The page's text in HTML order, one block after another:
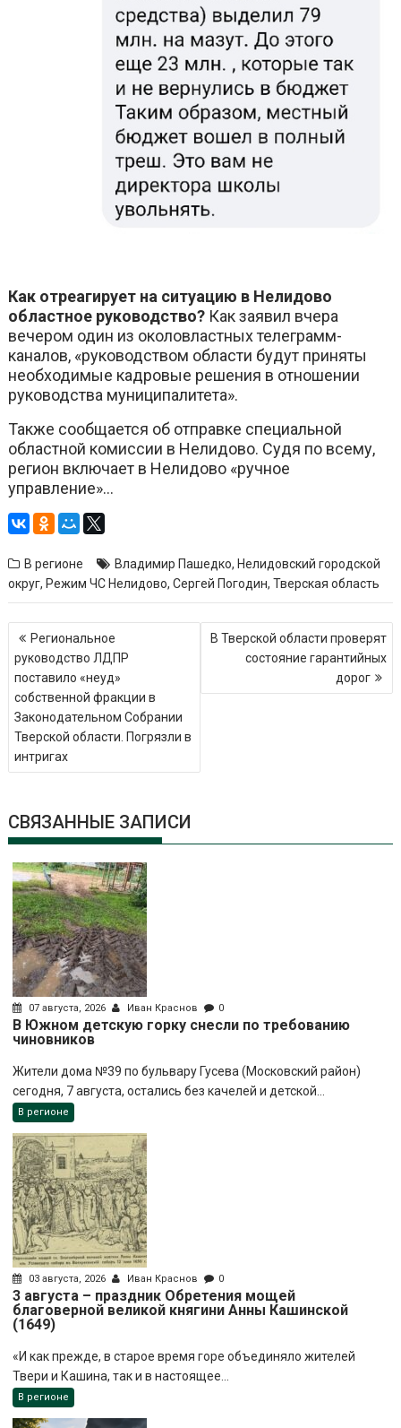
Как отреагирует на ситуацию в Нелидово
областное руководство? Как заявил вчера
вечером один из околовластных телеграмм-
каналов, «руководством области будут приняты
необходимые кадровые решения в отношении
руководства муниципалитета».
Также сообщается об отправке специальной
областной комиссии в Нелидово. Судя по всему,
регион включает в Нелидово «ручное
управление»…
В регионе Владимир Пашедко, Нелидовский городской
округ, Режим ЧС Нелидово,Сергей Погодин,Тверская область
Навигация
по
записям
Региональное
руководство ЛДПР
поставило «неуд»
собственной фракции в
Законодательном Собрании
Тверской области. Погрязли в
интригах
В Тверской области проверят
состояние гарантийных
дорог
СВЯЗАННЫЕ ЗАПИСИ
07 августа, 2026 Иван Краснов 0
В Южном детскую горку снесли по требованию
чиновников
Жители дома №39 по бульвару Гусева (Московский район)
сегодня, 7 августа, остались без качелей и детской...
В регионе
03 августа, 2026 Иван Краснов 0
3 августа – праздник Обретения мощей
благоверной великой княгини Анны Кашинской
(1649)
«И как прежде, в старое время горе объединяло жителей
Твери и Кашина, так и в настоящее...
В регионе